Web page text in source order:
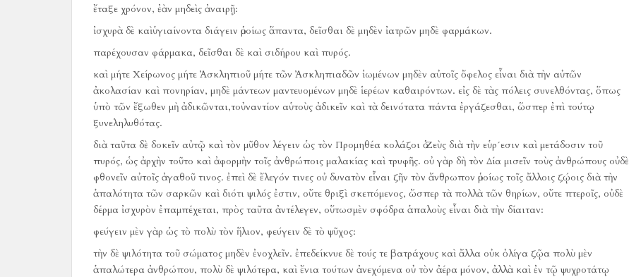
ἔταξε χρόνον, ἐὰν μηδεὶς ἀναιρῇ:
ἰσχυρὰ δὲ καὶὑγιαίνοντα διάγειν ὁμοίως ἅπαντα, δεῖσθαι δὲ μηδὲν ἰατρῶν μηδὲ φαρμάκων.
παρέχουσαν φάρμακα, δεῖσθαι δὲ καὶ σιδήρου καὶ πυρός.
καὶ μήτε Χείρωνος μήτε Ἀσκληπιοῦ μήτε τῶν Ἀσκληπιαδῶν ἰωμένων μηδὲν αὐτοῖς ὄφελος εἶναι διὰ τὴν αὐτῶν
ἀκολασίαν καὶ πονηρίαν, μηδὲ μάντεων μαντευομένων μηδὲ ἱερέων καθαιρόντων. εἰς δὲ τὰς πόλεις συνελθόντας, ὅπως
ὑπὸ τῶν ἔξωθεν μὴ ἀδικῶνται,τοὐναντίον αὑτοὺς ἀδικεῖν καὶ τὰ δεινότατα πάντα ἐργάζεσθαι, ὥσπερ ἐπὶ τούτῳ
ξυνεληλυθότας.
διὰ ταῦτα δὲ δοκεῖν αὐτῷ καὶ τὸν μῦθον λέγειν ὡς τὸν Προμηθέα κολάζοι ὁ Ζεὺς διὰ τὴν εὑρ´εσιν καὶ μετάδοσιν τοῦ
πυρός, ὡς ἀρχὴν τοῦτο καὶ ἀφορμὴν τοῖς ἀνθρώποις μαλακίας καὶ τρυφῆς. οὐ γὰρ δὴ τὸν Δία μισεῖν τοὺς ἀνθρώπους οὐδὲ
φθονεῖν αὐτοῖς ἀγαθοῦ τινος. ἐπεὶ δὲ ἔλεγόν τινες οὐ δυνατὸν εἶναι ζῆν τὸν ἄνθρωπον ὁμοίως τοῖς ἄλλοις ζῴοις διὰ τὴν
ἁπαλότητα τῶν σαρκῶν καὶ διότι ψιλός ἐστιν, οὔτε θριξὶ σκεπόμενος, ὥσπερ τὰ πολλὰ τῶν θηρίων, οὔτε πτεροῖς, οὐδὲ
δέρμα ἰσχυρὸν ἐπαμπέχεται, πρὸς ταῦτα ἀντέλεγεν, οὕτωσμὲν σφόδρα ἁπαλοὺς εἶναι διὰ τὴν δίαιταν:
φεύγειν μὲν γὰρ ὡς τὸ πολὺ τὸν ἥλιον, φεύγειν δὲ τὸ ψῦχος:
τὴν δὲ ψιλότητα τοῦ σώματος μηδὲν ἐνοχλεῖν. ἐπεδείκνυε δὲ τούς τε βατράχους καὶ ἄλλα οὐκ ὀλίγα ζῷα πολὺ μὲν
ἁπαλώτερα ἀνθρώπου, πολὺ δὲ ψιλότερα, καὶ ἔνια τούτων ἀνεχόμενα οὐ τὸν ἀέρα μόνον, ἀλλὰ καὶ ἐν τῷ ψυχροτάτῳ